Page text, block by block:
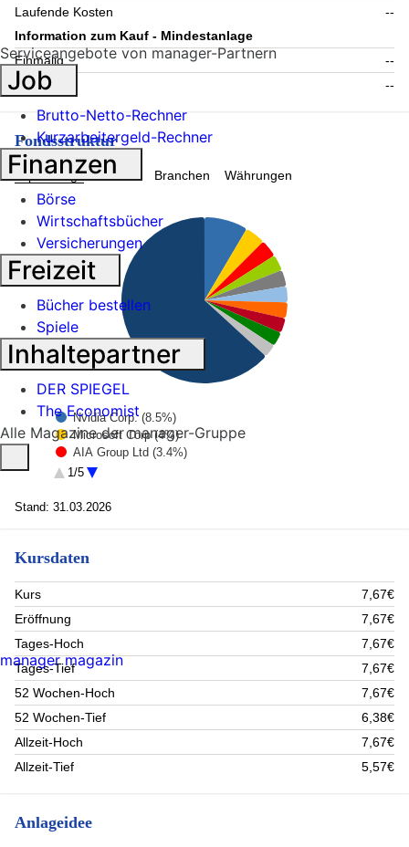
Laufende Kosten
--
Information zum Kauf - Mindestanlage
Einmalig
--
Folgende
--
Fondsstruktur
Topholdings Länder Branchen Währungen
Nvidia Corp. (8.5%)
Microsoft Corp (4%)
AIA Group Ltd (3.4%)
Amazon.com (3.2%)
MasterCard Incorporated Class A (3.1%)
ASML Holding (2.8%)
1/5
Stand: 31.03.2026
Kursdaten
Kurs
7,67€
Eröffnung
7,67€
Tages-Hoch
7,67€
Tages-Tief
7,67€
52 Wochen-Hoch
7,67€
52 Wochen-Tief
6,38€
Allzeit-Hoch
7,67€
Allzeit-Tief
5,57€
Anlageidee
Serviceangebote von manager-Partnern
Job
Brutto-Netto-Rechner
Kurzarbeitergeld-Rechner
Finanzen
Börse
Wirtschaftsbücher
Versicherungen
Freizeit
Bücher bestellen
Spiele
Inhaltepartner
DER SPIEGEL
The Economist
Alle Magazine der manager-Gruppe
manager magazin